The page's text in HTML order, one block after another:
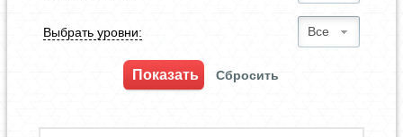
Выбрать уровни: Все